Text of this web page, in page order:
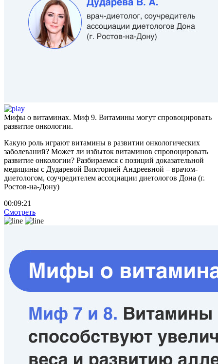
Мифы о витаминах. Миф 9. Витамины могут спровоцировать
развитие онкологии.
Какую роль играют витамины в развитии онкологических
заболеваний? Может ли избыток витаминов спровоцировать
развитие онкологии? Разбираемся с позиций доказательной
медицины с Дударевой Викторией Андреевной – врачом-
диетологом, соучредителем ассоциации диетологов Дона (г.
Ростов-на-Дону)
00:09:21
Смотреть